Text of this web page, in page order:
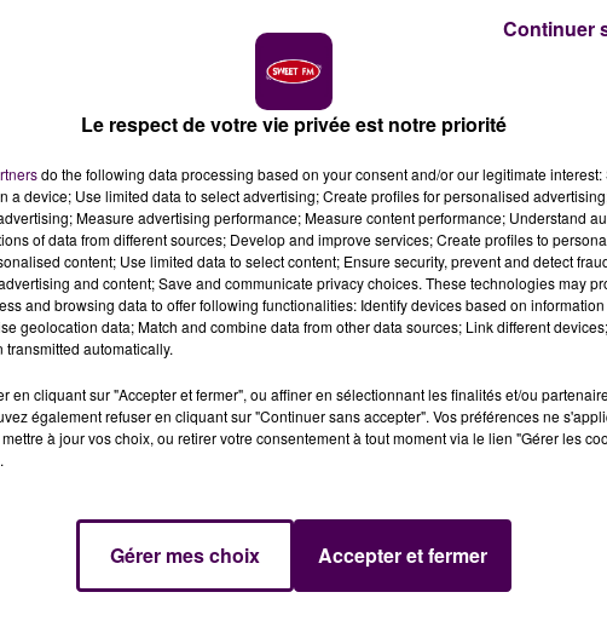
crédit photo : Sweet FM
000 personnes pendant cinq jours, un record.
Saint-Clair, qui s'est refermé dans la nuit de ces dimanche
Et d'ores et déjà l'organisation annonce que cette dix-
sont pressés sur la pelouse du château de Beauregard
ou encore Vanessa Paradis auront marqué cette
Le respect de votre vie privée est notre priorité
do the following data processing based on your consent and/or our legitimate interest:
a device; Use limited data to select advertising; Create profiles for personalised
Measure advertising performance; Measure content performance; Understand
of data from different sources; Develop and improve services; Create profiles to
content; Use limited data to select content; Ensure security, prevent and detect
and content; Save and communicate privacy choices. These technologies may
and browsing data to offer following functionalities: Identify devices based on
geolocation data; Match and combine data from other data sources; Link different
automatically.
en cliquant sur "Accepter et fermer", ou affiner en sélectionnant les finalités et/ou
également refuser en cliquant sur "Continuer sans accepter". Vos préférences ne
à jour vos choix, ou retirer votre consentement à tout moment via le lien "Gérer les
Gérer mes choix Accepter et fermer
Continuer